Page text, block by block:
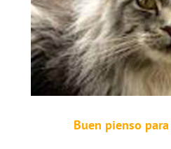
Buen pienso